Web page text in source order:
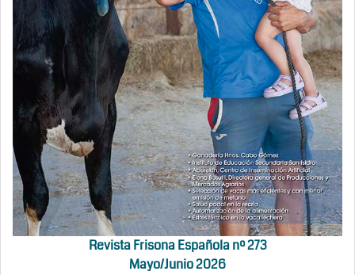
Revista Frisona Española nº 273
Mayo/Junio 2026